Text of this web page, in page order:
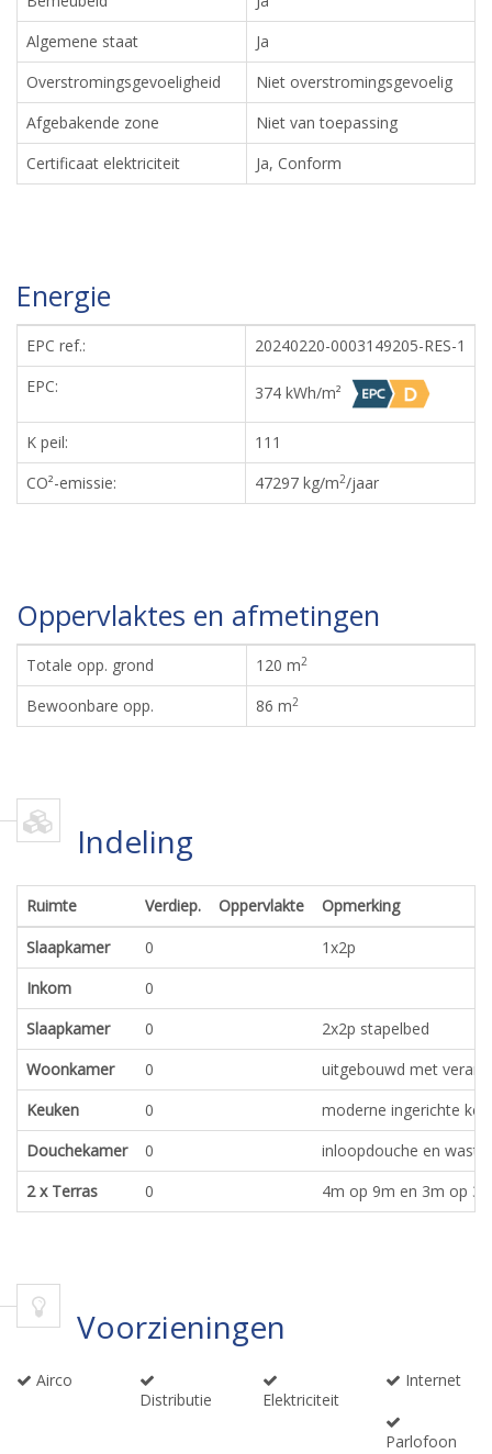
Algemene staat
Ja
Overstromingsgevoeligheid
Niet overstromingsgevoelig
Afgebakende zone
Niet van toepassing
Certificaat elektriciteit
Ja, Conform
Energie
EPC ref.:
20240220-0003149205-RES-1
EPC:
374 kWh/m²
K peil:
111
CO²-emissie:
47297 kg/m2/jaar
Oppervlaktes en afmetingen
Totale opp. grond 120 m2
Bewoonbare opp. 86 m2
Indeling
Ruimte Verdiep. Oppervlakte
Opmerking
Slaapkamer
0
1x2p
Inkom
0
Slaapkamer
0
2x2p stapelbed
Woonkamer
0
uitgebouwd met
Keuken
0
moderne ingerichte
Douchekamer
0
inloopdouche en
2 x Terras
0 4m op 9m en 3m op
Voorzieningen
Airco
Distributie
Elektriciteit
Internet
Parlofoon